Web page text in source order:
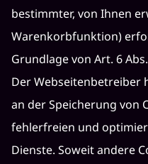
bestimmter, von Ihnen
Warenkorbfunktion)
Grundlage von Art. 6
Der Webseitenbetreiber
an der Speicherung von
fehlerfreien und
Dienste. Soweit andere